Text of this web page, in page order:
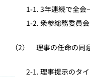
1-1. 3年連続で全会
1-2. 衆参総務委員
（2） 理事の任命の同
2-1. 理事提示のタ